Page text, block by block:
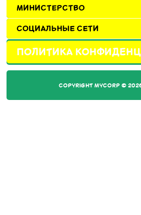
МИНИСТЕРСТВО
СОЦИАЛЬНЫЕ СЕТИ
ПОЛИТИКА
COPYRIGHT MYCORP ©